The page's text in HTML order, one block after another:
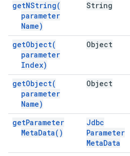
getNString(
parameter
Name)
String
getObject(
parameter
Index)
Object
getObject(
parameter
Name)
Object
getParameter
MetaData( )
Jdbc
Parameter
MetaData